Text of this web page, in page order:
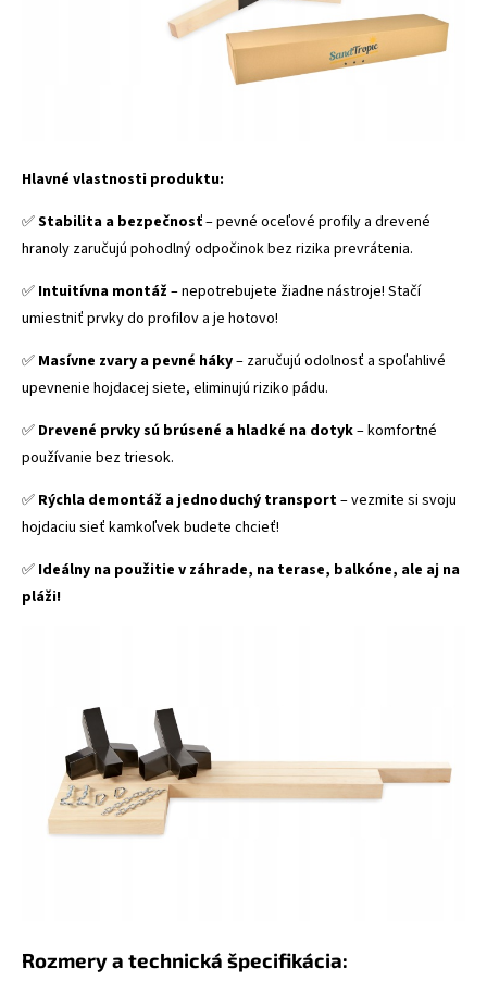
Hlavné vlastnosti produktu:
✅Stabilita a bezpečnosť– pevné oceľové profily a drevené
hranoly zaručujú pohodlný odpočinok bez rizika prevrátenia.
✅ Intuitívna montáž – nepotrebujete žiadne nástroje! Stačí
umiestniť prvky do profilov a je hotovo!
✅ Masívne zvary a pevné háky– zaručujú odolnosť a spoľahlivé
upevnenie hojdacej siete, eliminujú riziko pádu.
✅ Drevené prvky sú brúsené a hladké na dotyk– komfortné
používanie bez triesok.
✅ Rýchla demontáž a jednoduchý transport– vezmite si svoju
hojdaciu sieť kamkoľvek budete chcieť!
✅ Ideálny na použitie v záhrade, na terase, balkóne, ale aj na
pláži!
Rozmery a technická špecifikácia: